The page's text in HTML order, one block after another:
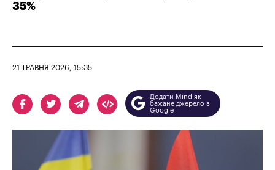
35%
21 ТРАВНЯ 2026, 15:35
Додати Mind як
бажане джерело в
Google